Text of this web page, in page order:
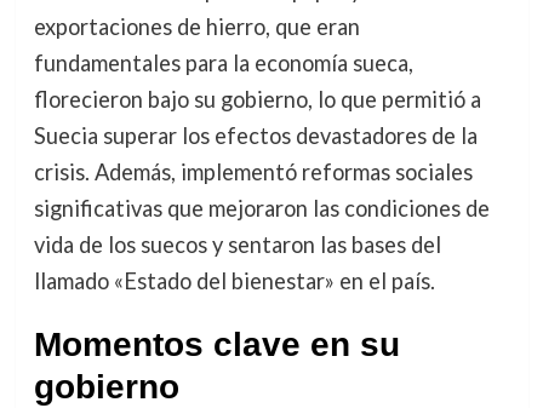
exportaciones de hierro, que eran
fundamentales para la economía sueca,
florecieron bajo su gobierno, lo que permitió a
Suecia superar los efectos devastadores de la
crisis. Además, implementó reformas sociales
significativas que mejoraron las condiciones de
vida de los suecos y sentaron las bases del
llamado «Estado del bienestar» en el país.
Momentos clave en su
gobierno